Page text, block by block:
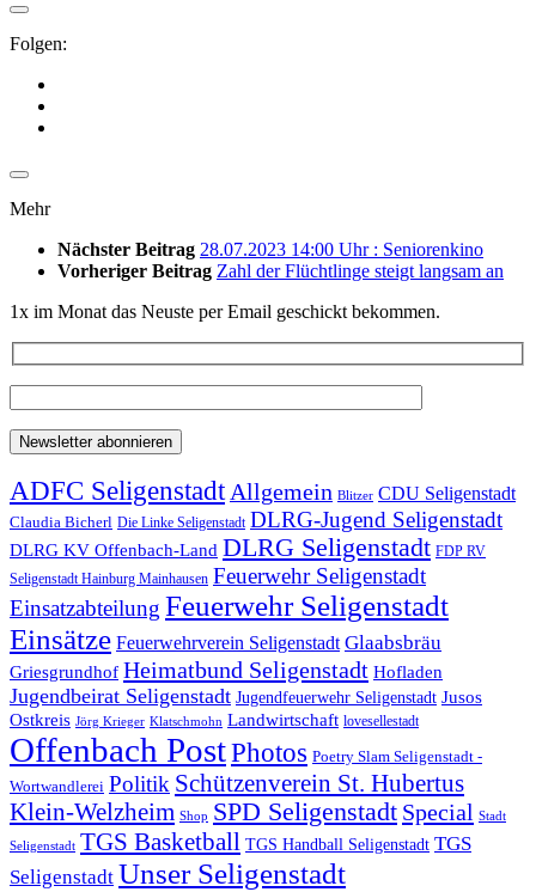
Folgen:
Mehr
Nächster Beitrag 28.07.2023 14:00 Uhr : Seniorenkino
Vorheriger Beitrag Zahl der Flüchtlinge steigt langsam an
1x im Monat das Neuste per Email geschickt bekommen.
ADFC SeligenstadtAllgemein Blitzer CDU Seligenstadt
Claudia Bicherl Die Linke Seligenstadt DLRG-Jugend Seligenstadt
DLRG KV Offenbach-Land DLRG Seligenstadt FDP RV
Seligenstadt Hainburg Mainhausen Feuerwehr Seligenstadt
Einsatzabteilung Feuerwehr Seligenstadt
Einsätze Feuerwehrverein Seligenstadt Glaabsbräu
Griesgrundhof Heimatbund Seligenstadt Hofladen
Jugendbeirat Seligenstadt Jugendfeuerwehr Seligenstadt Jusos
Ostkreis Jörg Krieger Klatschmohn Landwirtschaft lovesellestadt
Offenbach PostPhotos Poetry Slam Seligenstadt -
Wortwandlerei Politik Schützenverein St. Hubertus
Klein-Welzheim Shop SPD Seligenstadt Special Stadt
Seligenstadt TGS Basketball TGS Handball Seligenstadt TGS
Seligenstadt Unser Seligenstadt